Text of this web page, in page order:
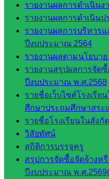
รายงานผลการดำเนิน
รายงานผลการดำเนินป
รายงานผลการบริหาร
ปีงบประมาณ 2564
รายงานผลตามนโยบาย
รายงานสรุปผลการจัด
ปีงบประมาณ พ.ศ.2568
รายชื่อเว็บไซต์โรงเรี
ศึกษาประถมศึกษาสระ
รายชื่อโรงเรียนในสังกัด
วิสัยทัศน์
สถิติการบรรจุครู
สรุปการจัดซื้อจัดจ้างห
ปีงบประมาณ พ.ศ
กลุ่
มอำนวย
การ
กลุ่ม
บริหาร
งานงาน
เงินและ
สินทรัพย์
กลุ่มน
โยบาย
และแผน
กลุ่มส่ง
เสริมการ
จัดการ